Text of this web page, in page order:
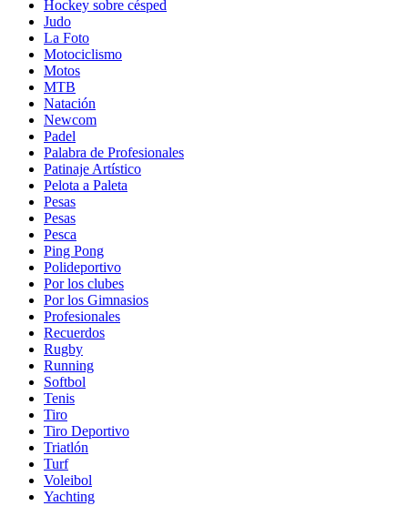
Hockey sobre césped
Judo
La Foto
Motociclismo
Motos
MTB
Natación
Newcom
Padel
Palabra de Profesionales
Patinaje Artístico
Pelota a Paleta
Pesas
Pesas
Pesca
Ping Pong
Polideportivo
Por los clubes
Por los Gimnasios
Profesionales
Recuerdos
Rugby
Running
Softbol
Tenis
Tiro
Tiro Deportivo
Triatlón
Turf
Voleibol
Yachting